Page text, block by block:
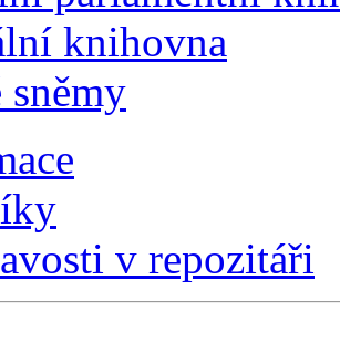
knihovna
sněmy
v repozitáři